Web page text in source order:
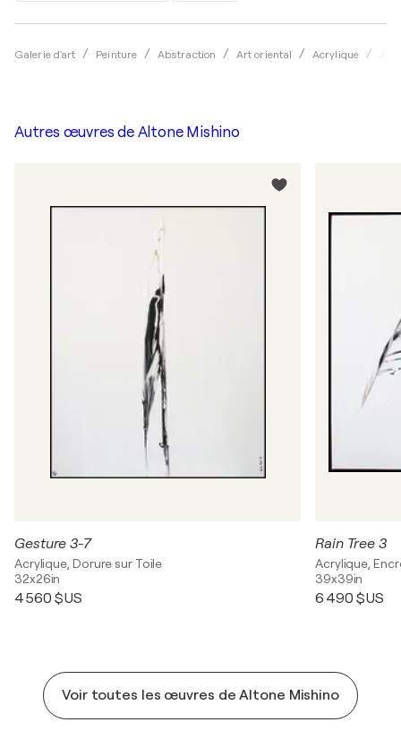
Galerie d'art Peinture Abstraction Art oriental Acrylique
Autres œuvres de Altone Mishino
Gesture 3-7
Acrylique, Dorure sur Toile
32x26in
4 560 $US
Rain Tree 3
Acrylique,
39x39in
6 490 $US
Voir toutes les œuvres de Altone Mishino